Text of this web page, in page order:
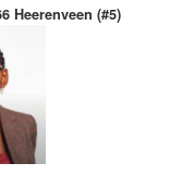
Heerenveen (#5)